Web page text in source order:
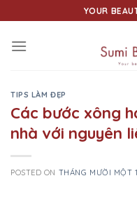
to
content
YOUR
TIPS LÀM ĐẸP
Các bước xông
nhà với nguyên
POSTED ON THÁNG MƯỜI MỘT